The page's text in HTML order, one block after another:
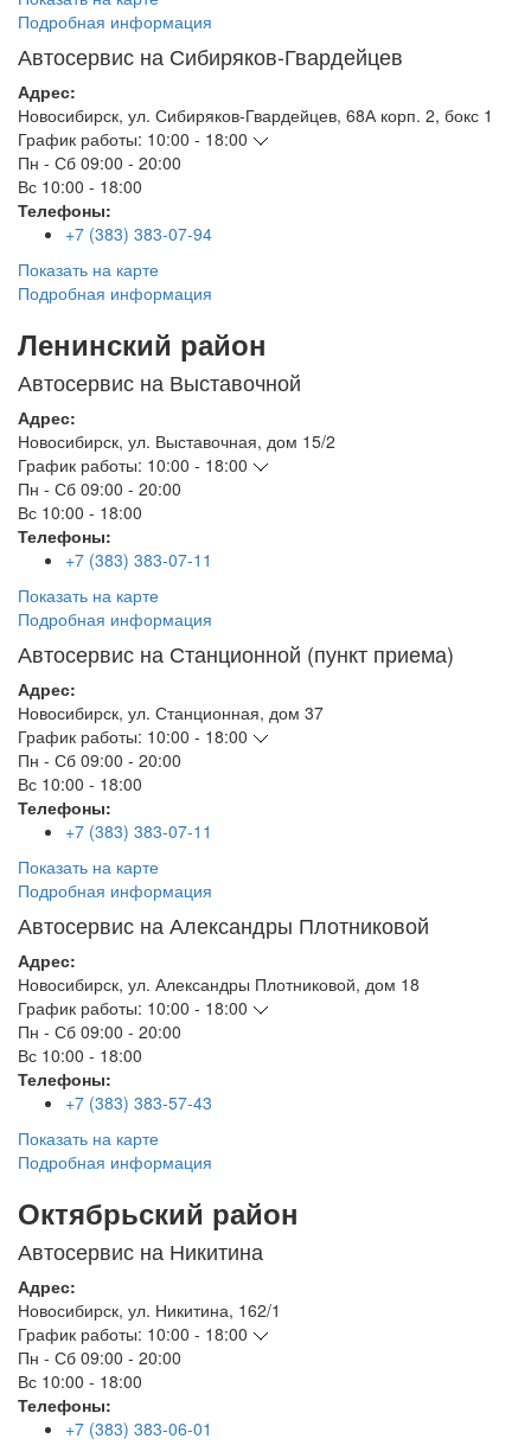
Подробная информация
Автосервис на Сибиряков-Гвардейцев
Адрес:
Новосибирск, ул. Сибиряков-Гвардейцев, 68А корп. 2, бокс 1
График работы: 10:00 - 18:00
Пн - Сб 09:00 - 20:00
Вс 10:00 - 18:00
Телефоны:
+7 (383) 383-07-94
Показать на карте
Подробная информация
Ленинский район
Автосервис на Выставочной
Адрес:
Новосибирск, ул. Выставочная, дом 15/2
График работы: 10:00 - 18:00
Пн - Сб 09:00 - 20:00
Вс 10:00 - 18:00
Телефоны:
+7 (383) 383-07-11
Показать на карте
Подробная информация
Автосервис на Станционной (пункт приема)
Адрес:
Новосибирск, ул. Станционная, дом 37
График работы: 10:00 - 18:00
Пн - Сб 09:00 - 20:00
Вс 10:00 - 18:00
Телефоны:
+7 (383) 383-07-11
Показать на карте
Подробная информация
Автосервис на Александры Плотниковой
Адрес:
Новосибирск, ул. Александры Плотниковой, дом 18
График работы: 10:00 - 18:00
Пн - Сб 09:00 - 20:00
Вс 10:00 - 18:00
Телефоны:
+7 (383) 383-57-43
Показать на карте
Подробная информация
Октябрьский район
Автосервис на Никитина
Адрес:
Новосибирск, ул. Никитина, 162/1
График работы: 10:00 - 18:00
Пн - Сб 09:00 - 20:00
Вс 10:00 - 18:00
Телефоны:
+7 (383) 383-06-01